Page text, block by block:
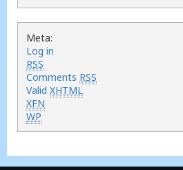
Meta:
Log in
RSS
Comments RSS
Valid XHTML
XFN
WP